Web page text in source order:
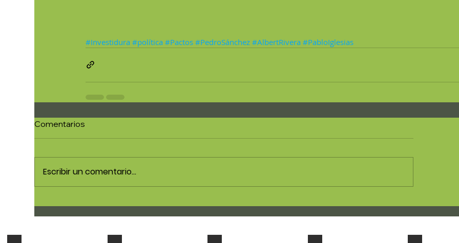
#Investidura #política #Pactos #PedroSánchez #AlbertRivera #PabloIglesias
Comentarios
Escribir un comentario...